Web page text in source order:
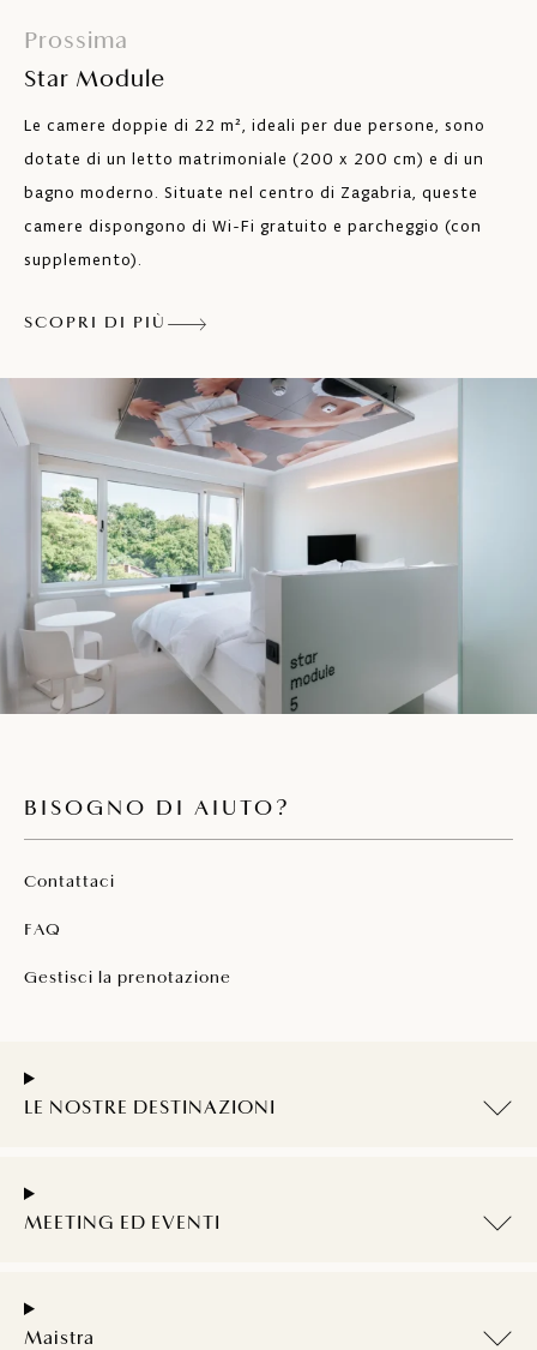
Telefono
Letto king 200 x 200 cm
con supplemento
Cassaforte
Minibar
Bollitore elettrico e macchina da caffè in
camera
Lettino per bambini su richiesta (incluso
nel prezzo dell’alloggio)
Prossima
Star Module
Le camere doppie di 22 m², ideali per due persone, sono
dotate di un letto matrimoniale (200 x 200 cm) e di un
bagno moderno. Situate nel centro di Zagabria, queste
camere dispongono di Wi-Fi gratuito e parcheggio (con
supplemento).
SCOPRI DI PIÙ
BISOGNO DI AIUTO?
Contattaci
FAQ
Gestisci la prenotazione
LE NOSTRE DESTINAZIONI
MEETING ED EVENTI
Maistra